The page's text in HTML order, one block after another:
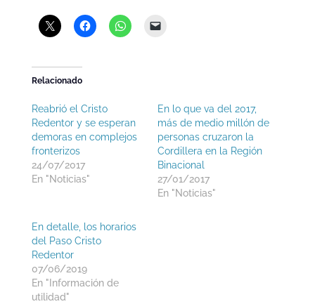
Relacionado
Reabrió el Cristo
Redentor y se esperan
demoras en complejos
fronterizos
24/07/2017
En "Noticias"
En lo que va del 2017,
más de medio millón de
personas cruzaron la
Cordillera en la Región
Binacional
27/01/2017
En "Noticias"
En detalle, los horarios
del Paso Cristo
Redentor
07/06/2019
En "Información de
utilidad"